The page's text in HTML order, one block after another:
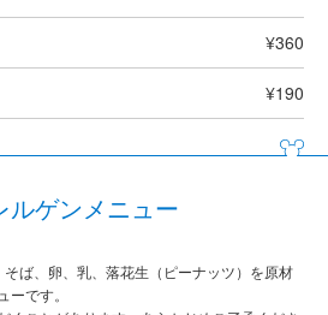
¥360
¥190
ルゲンメニュー
そば、卵、乳、落花生（ピーナッツ）を原材
です。